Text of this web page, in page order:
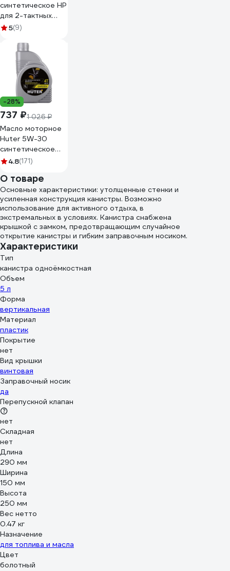
синтетическое HP
для 2-тактных
двигателей, 0.1 л
5(9)
-28%
737 ₽1 026 ₽
Масло моторное
Huter 5W-30
синтетическое
для
двигателей, для
техники, 1 л
73/8/1/2
4.8(171)
О товаре
Основные характеристики: утолщенные стенки и
усиленная конструкция канистры. Возможно
использование для активного отдыха, в
экстремальных в условиях. Канистра снабжена
крышкой с замком, предотвращающим случайное
открытие канистры и гибким заправочным носиком.
Характеристики
Тип
канистра одноёмкостная
Объем
5 л
Форма
вертикальная
Материал
пластик
Покрытие
нет
Вид крышки
винтовая
Заправочный носик
да
Перепускной клапан
нет
Складная
нет
Длина
290 мм
Ширина
150 мм
Высота
250 мм
Вес нетто
0.47 кг
Назначение
для топлива и масла
Цвет
болотный